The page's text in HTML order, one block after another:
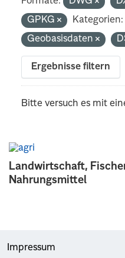
Landwirtschaft,
Nahrungsmittel
GPKG
Kategorien:
Geobasisdaten
Ergebnisse filtern
Bitte versuch es mit
Impressum